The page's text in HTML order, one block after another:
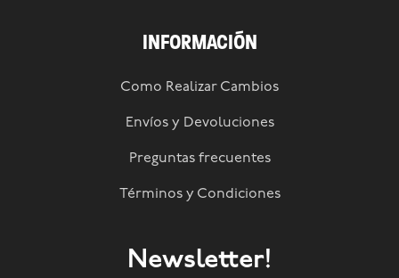
INFORMACIÓN
Como Realizar Cambios
Envíos y Devoluciones
Preguntas frecuentes
Términos y Condiciones
Newsletter!